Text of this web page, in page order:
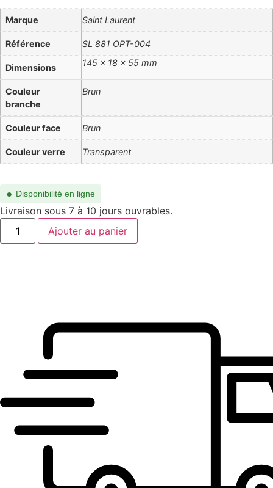
Référence SL 881 OPT-004
Dimensions 145 × 18 × 55 mm
Couleur
branche
Brun
Couleur face Brun
Couleur verre Transparent
Marque Saint Laurent
● Disponibilité en ligne
Livraison sous 7 à 10 jours ouvrables.
quantité
SL
Ajouter au panier